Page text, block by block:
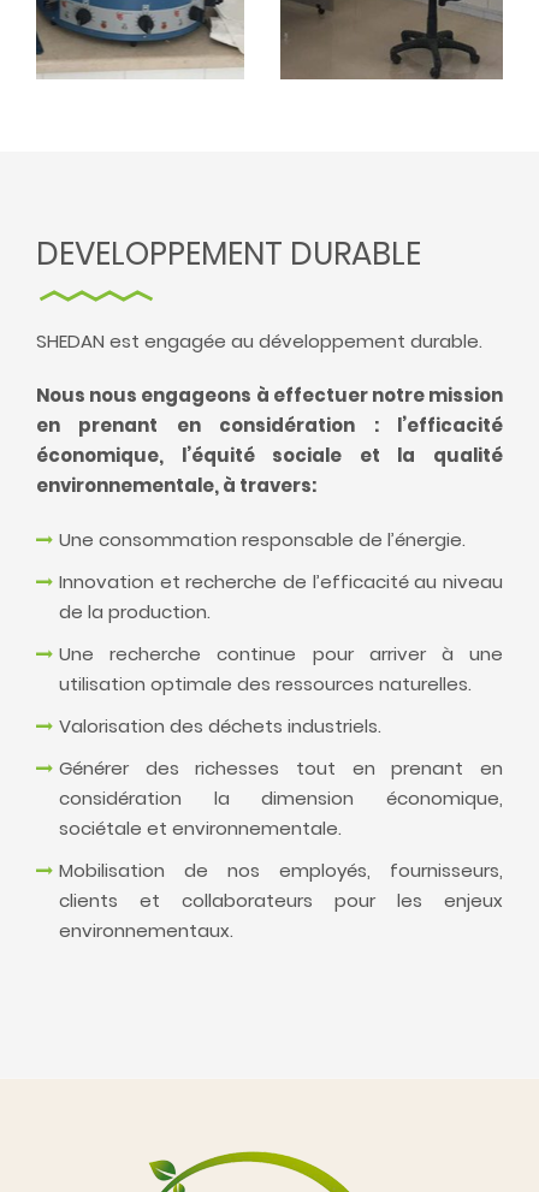
DEVELOPPEMENT DURABLE
SHEDAN est engagée au développement durable.
Nous nous engageons à effectuer notre mission
en prenant en considération : l’efficacité
économique, l’équité sociale et la qualité
environnementale, à travers:
Une consommation responsable de l’énergie.
Innovation et recherche de l’efficacité au niveau
de la production.
Une recherche continue pour arriver à une
utilisation optimale des ressources naturelles.
Valorisation des déchets industriels.
Générer des richesses tout en prenant en
considération la dimension économique,
sociétale et environnementale.
Mobilisation de nos employés, fournisseurs,
clients et collaborateurs pour les enjeux
environnementaux.